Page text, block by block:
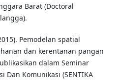
Barat (Doctoral
Pemodelan spatial
dan kerentanan pangan
dalam Seminar
Dan Komunikasi (SENTIKA